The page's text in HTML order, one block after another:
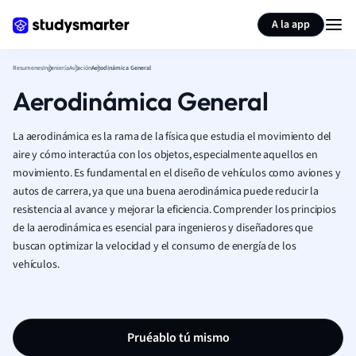
A la app
ResumenesIngenieríaAviaciónAerodinámica General
Aerodinámica General
La aerodinámica es la rama de la física que estudia el movimiento del
aire y cómo interactúa con los objetos, especialmente aquellos en
movimiento. Es fundamental en el diseño de vehículos como aviones y
autos de carrera, ya que una buena aerodinámica puede reducir la
resistencia al avance y mejorar la eficiencia. Comprender los principios
de la aerodinámica es esencial para ingenieros y diseñadores que
buscan optimizar la velocidad y el consumo de energía de los
vehículos.
Pruéablo tú mismo
Resumir página